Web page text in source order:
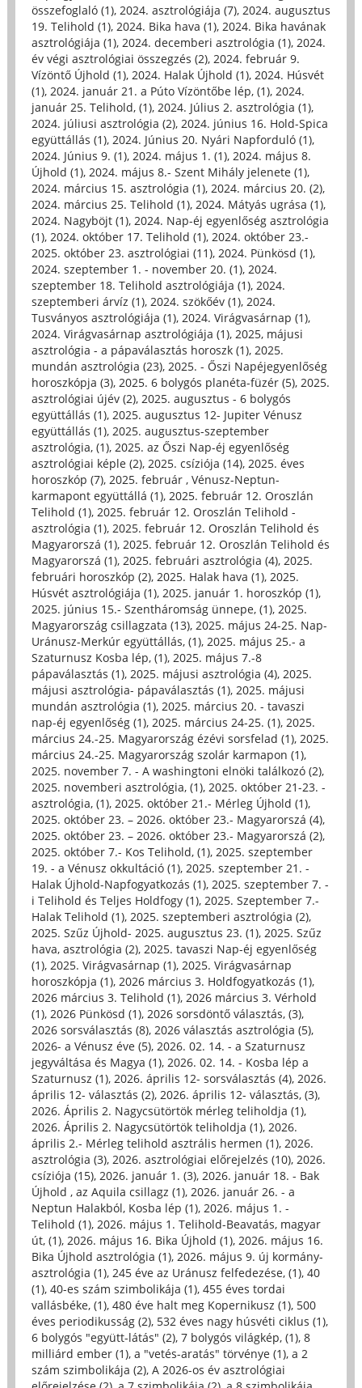
összefoglaló (1), 2024. asztrológiája (7), 2024. augusztus
19. Telihold (1), 2024. Bika hava (1), 2024. Bika havának
asztrológiája (1), 2024. decemberi asztrológia (1), 2024.
év végi asztrológiai összegzés (2), 2024. február 9.
Vízöntő Újhold (1), 2024. Halak Újhold (1), 2024. Húsvét
(1), 2024. január 21. a Púto Vízöntőbe lép, (1), 2024.
január 25. Telihold, (1), 2024. Július 2. asztrológia (1),
2024. júliusi asztrológia (2), 2024. június 16. Hold-Spica
együttállás (1), 2024. Június 20. Nyári Napforduló (1),
2024. Június 9. (1), 2024. május 1. (1), 2024. május 8.
Újhold (1), 2024. május 8.- Szent Mihály jelenete (1),
2024. március 15. asztrológia (1), 2024. március 20. (2),
2024. március 25. Telihold (1), 2024. Mátyás ugrása (1),
2024. Nagyböjt (1), 2024. Nap-éj egyenlőség asztrológia
(1), 2024. október 17. Telihold (1), 2024. október 23.-
2025. október 23. asztrológiai (11), 2024. Pünkösd (1),
2024. szeptember 1. - november 20. (1), 2024.
szeptember 18. Telihold asztrológiája (1), 2024.
szeptemberi árvíz (1), 2024. szökőév (1), 2024.
Tusványos asztrológiája (1), 2024. Virágvasárnap (1),
2024. Virágvasárnap asztrológiája (1), 2025, májusi
asztrológia - a pápaválasztás horoszk (1), 2025.
mundán asztrológia (23), 2025. - Őszi Napéjegyenlőség
horoszkópja (3), 2025. 6 bolygós planéta-füzér (5), 2025.
asztrológiai újév (2), 2025. augusztus - 6 bolygós
együttállás (1), 2025. augusztus 12- Jupiter Vénusz
együttállás (1), 2025. augusztus-szeptember
asztrológia, (1), 2025. az Őszi Nap-éj egyenlőség
asztrológiai képle (2), 2025. csíziója (14), 2025. éves
horoszkóp (7), 2025. február , Vénusz-Neptun-
karmapont együttállá (1), 2025. február 12. Oroszlán
Telihold (1), 2025. február 12. Oroszlán Telihold -
asztrológia (1), 2025. február 12. Oroszlán Telihold és
Magyarorszá (1), 2025. február 12. Oroszlán Telihold és
Magyarorszá (1), 2025. februári asztrológia (4), 2025.
februári horoszkóp (2), 2025. Halak hava (1), 2025.
Húsvét asztrológiája (1), 2025. január 1. horoszkóp (1),
2025. június 15.- Szentháromság ünnepe, (1), 2025.
Magyarország csillagzata (13), 2025. május 24-25. Nap-
Uránusz-Merkúr együttállás, (1), 2025. május 25.- a
Szaturnusz Kosba lép, (1), 2025. május 7.-8
pápaválasztás (1), 2025. májusi asztrológia (4), 2025.
májusi asztrológia- pápaválasztás (1), 2025. májusi
mundán asztrológia (1), 2025. március 20. - tavaszi
nap-éj egyenlőség (1), 2025. március 24-25. (1), 2025.
március 24.-25. Magyarország ézévi sorsfelad (1), 2025.
március 24.-25. Magyarország szolár karmapon (1),
2025. november 7. - A washingtoni elnöki találkozó (2),
2025. novemberi asztrológia, (1), 2025. október 21-23. -
asztrológia, (1), 2025. október 21.- Mérleg Újhold (1),
2025. október 23. – 2026. október 23.- Magyarorszá (4),
2025. október 23. – 2026. október 23.- Magyarorszá (2),
2025. október 7.- Kos Telihold, (1), 2025. szeptember
19. - a Vénusz okkultáció (1), 2025. szeptember 21. -
Halak Újhold-Napfogyatkozás (1), 2025. szeptember 7. -
i Telihold és Teljes Holdfogy (1), 2025. Szeptember 7.-
Halak Telihold (1), 2025. szeptemberi asztrológia (2),
2025. Szűz Újhold- 2025. augusztus 23. (1), 2025. Szűz
hava, asztrológia (2), 2025. tavaszi Nap-éj egyenlőség
(1), 2025. Virágvasárnap (1), 2025. Virágvasárnap
horoszkópja (1), 2026 március 3. Holdfogyatkozás (1),
2026 március 3. Telihold (1), 2026 március 3. Vérhold
(1), 2026 Pünkösd (1), 2026 sorsdöntő választás, (3),
2026 sorsválasztás (8), 2026 választás asztrológia (5),
2026- a Vénusz éve (5), 2026. 02. 14. - a Szaturnusz
jegyváltása és Magya (1), 2026. 02. 14. - Kosba lép a
Szaturnusz (1), 2026. április 12- sorsválasztás (4), 2026.
április 12- választás (2), 2026. április 12- választás, (3),
2026. Április 2. Nagycsütörtök mérleg teliholdja (1),
2026. Április 2. Nagycsütörtök teliholdja (1), 2026.
április 2.- Mérleg telihold asztrális hermen (1), 2026.
asztrológia (3), 2026. asztrológiai előrejelzés (10), 2026.
csíziója (15), 2026. január 1. (3), 2026. január 18. - Bak
Újhold , az Aquila csillagz (1), 2026. január 26. - a
Neptun Halakból, Kosba lép (1), 2026. május 1. -
Telihold (1), 2026. május 1. Telihold-Beavatás, magyar
út, (1), 2026. május 16. Bika Újhold (1), 2026. május 16.
Bika Újhold asztrológia (1), 2026. május 9. új kormány-
asztrológia (1), 245 éve az Uránusz felfedezése, (1), 40
(1), 40-es szám szimbolikája (1), 455 éves tordai
vallásbéke, (1), 480 éve halt meg Kopernikusz (1), 500
éves periodikusság (2), 532 éves nagy húsvéti ciklus (1),
6 bolygós "együtt-látás" (2), 7 bolygós világkép, (1), 8
milliárd ember (1), a "vetés-aratás" törvénye (1), a 2
szám szimbolikája (2), A 2026-os év asztrológiai